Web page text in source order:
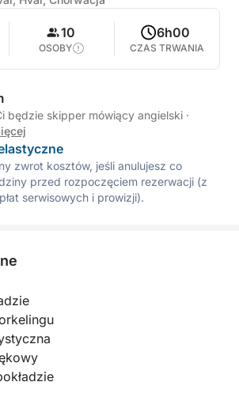
10
OSOBY
6h00
CZAS TRWANIA
będzie skipper mówiący angielski ·
zwrot kosztów, jeśli anulujesz co
przed rozpoczęciem rezerwacji (z
serwisowych i prowizji).